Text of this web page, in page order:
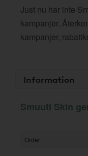
Just nu har inte
kampanjer.
kampanjer,
Information
Smuuti Skin
Order